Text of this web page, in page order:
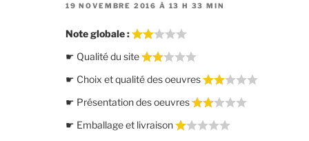
19 NOVEMBRE 2016 À 13 H 33 MIN
Note globale :
☛ Qualité du site
☛ Choix et qualité des oeuvres
☛ Présentation des oeuvres
☛ Emballage et livraison